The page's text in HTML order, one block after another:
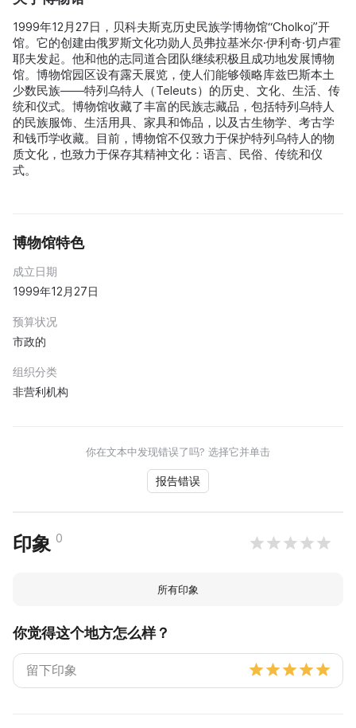
1999年12月27日，贝科夫斯克历史民族学博物馆“Cholkoj”开
馆。它的创建由俄罗斯文化功勋人员弗拉基米尔·伊利奇·切卢霍
耶夫发起。他和他的志同道合团队继续积极且成功地发展博物
馆。博物馆园区设有露天展览，使人们能够领略库兹巴斯本土
少数民族——特列乌特人（Teleuts）的历史、文化、生活、传
统和仪式。博物馆收藏了丰富的民族志藏品，包括特列乌特人
的民族服饰、生活用具、家具和饰品，以及古生物学、考古学
和钱币学收藏。目前，博物馆不仅致力于保护特列乌特人的物
质文化，也致力于保存其精神文化：语言、民俗、传统和仪
式。
博物馆特色
成立日期
1999年12月27日
预算状况
市政的
组织分类
非营利机构
你在文本中发现错误了吗? 选择它并单击
报告错误
印象 0
所有印象
你觉得这个地方怎么样？